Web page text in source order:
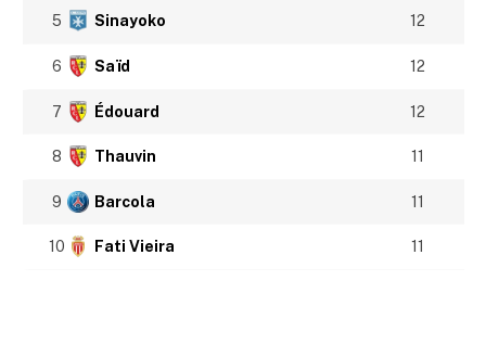
5 Sinayoko 12
6 Saïd 12
7 Édouard 12
8 Thauvin 11
9 Barcola 11
10 Fati Vieira 11